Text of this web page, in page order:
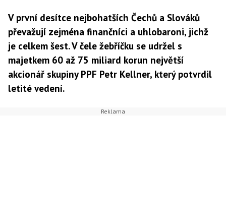
V první desítce nejbohatších Čechů a Slováků
převažují zejména finančníci a uhlobaroni, jichž
je celkem šest. V čele žebříčku se udržel s
majetkem 60 až 75 miliard korun největší
akcionář skupiny PPF Petr Kellner, který potvrdil
letité vedení.